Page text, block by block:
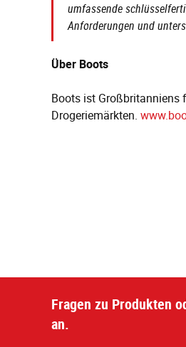
umfassende
Anforderungen und
Über Boots
Boots ist Großbritanniens
Drogeriemärkten.
Fragen zu Produkten
an.